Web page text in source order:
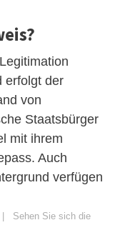
erfolgt der
von
Staatsbürger
mit ihrem
Auch
verfügen
Sehen Sie sich die